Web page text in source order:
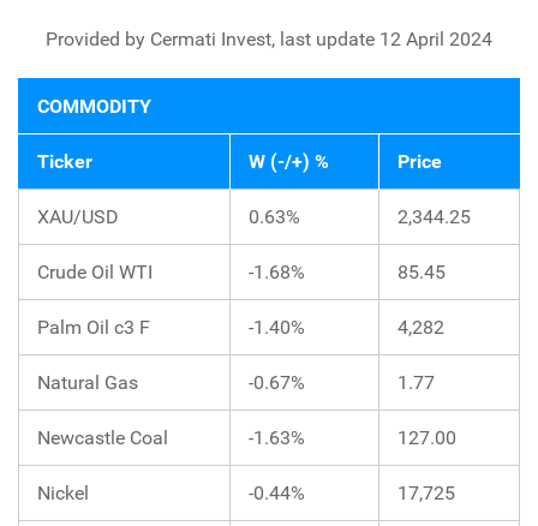
Provided by Cermati Invest, last update 12 April 2024
COMMODITY
Ticker W (-/+) % Price
XAU/USD 0.63% 2,344.25
Crude Oil WTI -1.68% 85.45
Palm Oil c3 F -1.40% 4,282
Natural Gas -0.67% 1.77
Newcastle Coal -1.63% 127.00
Nickel -0.44% 17,725